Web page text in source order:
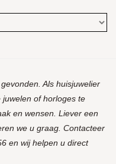
Als huisjuwelier
of horloges te
en wensen. Liever een
we u graag. Contacteer
en wij helpen u direct